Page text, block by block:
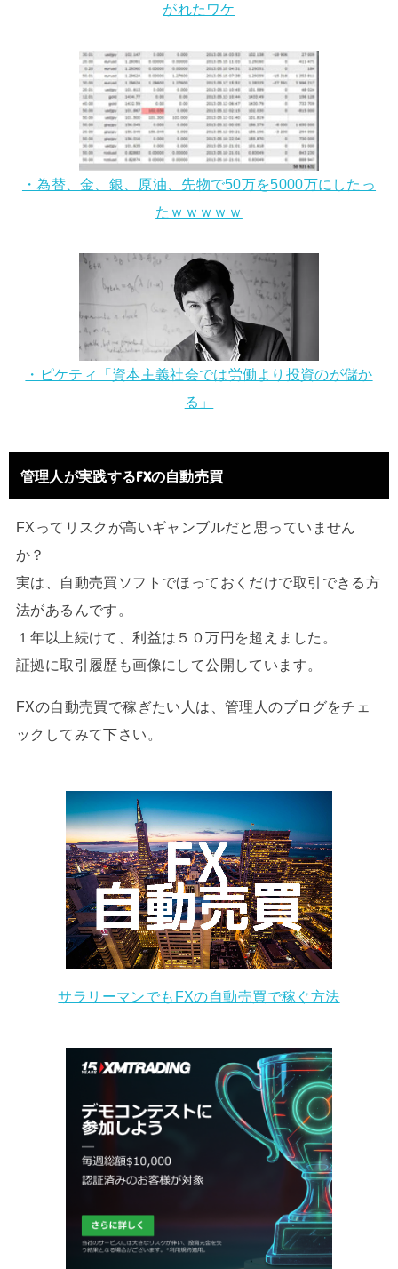
がれたワケ
・為替、金、銀、原油、先物で50万を5000万にしたっ
たｗｗｗｗｗ
・ピケティ「資本主義社会では労働より投資のが儲か
る」
管理人が実践するFXの自動売買
FXってリスクが高いギャンブルだと思っていません
か？
実は、自動売買ソフトでほっておくだけで取引できる方
法があるんです。
１年以上続けて、利益は５０万円を超えました。
証拠に取引履歴も画像にして公開しています。
FXの自動売買で稼ぎたい人は、管理人のブログをチェ
ックしてみて下さい。
サラリーマンでもFXの自動売買で稼ぐ方法